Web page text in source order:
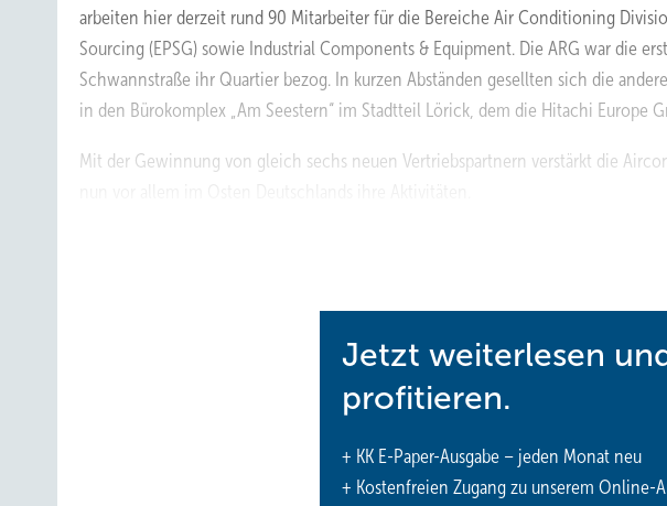
arbeiten hier derzeit rund 90 Mitarbeiter für die Bereiche Air Conditioning
Sourcing (EPSG) sowie Industrial Components & Equipment. Die ARG war die
Schwannstraße ihr Quartier bezog. In kurzen Abständen gesellten sich die
in den Bürokomplex „Am Seestern“ im Stadtteil Lörick, dem die Hitachi Europe
Mit der Gewinnung von gleich sechs neuen Vertriebspartnern verstärkt die
Jetzt weiterlesen
profitieren.
+ KK E-Paper-Ausgabe – jeden Monat neu
+ Kostenfreien Zugang zu unserem Online-